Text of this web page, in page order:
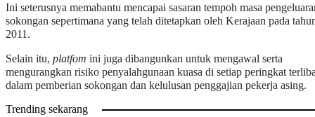
Ini seterusnya memabantu mencapai sasaran tempoh masa
sokongan sepertimana yang telah ditetapkan oleh Kerajaan pada
2011.
Selain itu, platfom ini juga dibangunkan untuk mengawal serta
mengurangkan risiko penyalahgunaan kuasa di setiap peringkat
dalam pemberian sokongan dan kelulusan penggajian pekerja asing.
Trending sekarang